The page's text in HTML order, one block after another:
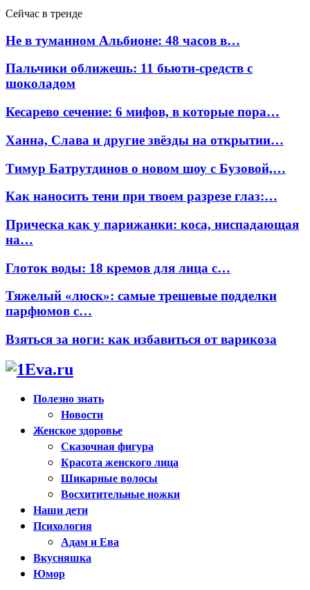
Сейчас в тренде
Не в туманном Альбионе: 48 часов в…
Пальчики оближешь: 11 бьюти-средств с
шоколадом
Кесарево сечение: 6 мифов, в которые пора…
Ханна, Слава и другие звёзды на открытии…
Тимур Батрутдинов о новом шоу с Бузовой,…
Как наносить тени при твоем разрезе глаз:…
Прическа как у парижанки: коса, ниспадающая
на…
Глоток воды: 18 кремов для лица с…
Тяжелый «люск»: самые трешевые подделки
парфюмов с…
Взяться за ноги: как избавиться от варикоза
Полезно знать
Новости
Женское здоровье
Сказочная фигура
Красота женского лица
Шикарные волосы
Восхитительные ножки
Наши дети
Психология
Адам и Ева
Вкусняшка
Юмор